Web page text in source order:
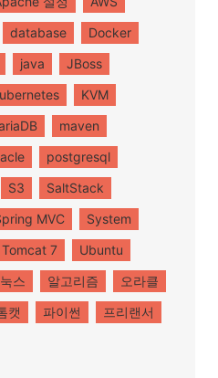
database
Docker
java
JBoss
KVM
maven
postgresql
S3
SaltStack
MVC
System
Tomcat 7
Ubuntu
스 알고리즘
오라클
캣 파이썬 프리랜서